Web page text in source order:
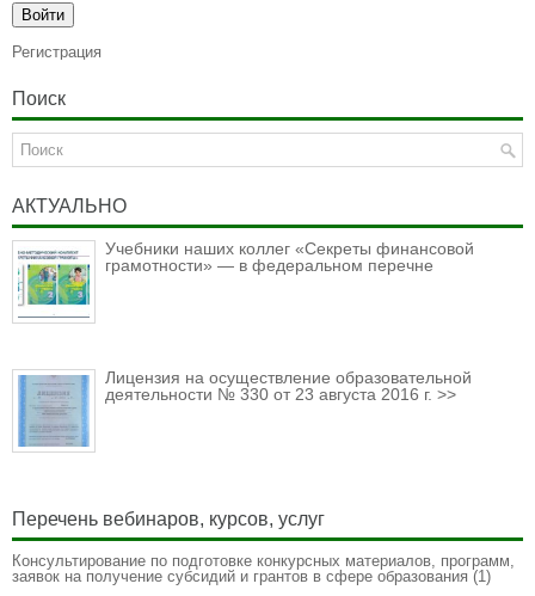
Регистрация
Поиск
АКТУАЛЬНО
Учебники наших коллег «Секреты финансовой
грамотности» — в федеральном перечне
Лицензия на осуществление образовательной
деятельности № 330 от 23 августа 2016 г. >>
Перечень вебинаров, курсов, услуг
Консультирование по подготовке конкурсных материалов, программ,
заявок на получение субсидий и грантов в сфере образования (1)